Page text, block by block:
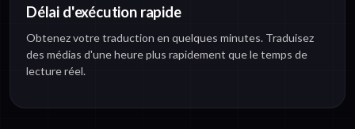
Délai d'exécution rapide
Obtenez votre traduction en quelques minutes. Traduisez
des médias d'une heure plus rapidement que le temps de
lecture réel.